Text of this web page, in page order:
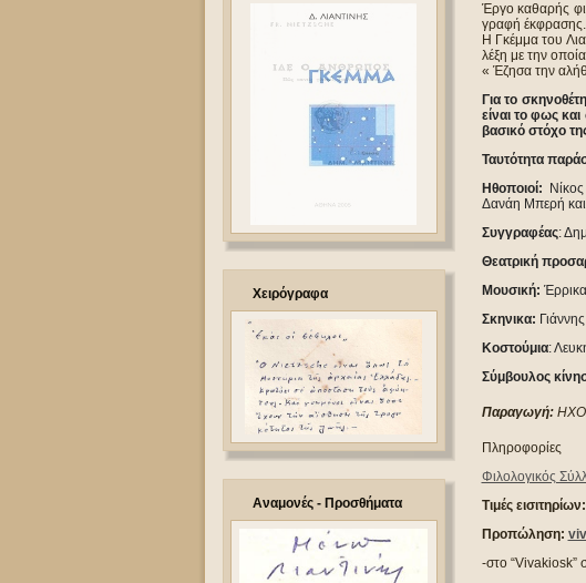
Χειρόγραφα
Αναμονές - Προσθήματα
Έργο καθαρής
γραφή έκφρασης.
Η Γκέμμα του
λέξη με την
« Έζησα την
Για το
είναι το φως
βασικό στόχο
Ταυτότητα
Ηθοποιοί:
Ν
Δανάη Μπερή
Συγγραφέας:
Θεατρική
Μουσική:
Σκηνικα:
Κοστούμια:
Σύμβουλος
Παραγωγή: Η
Πληροφορίες
Φιλολογικός
Τιμές εισιτηρίων:
Προπώληση:
-στο “Vivakiosk”